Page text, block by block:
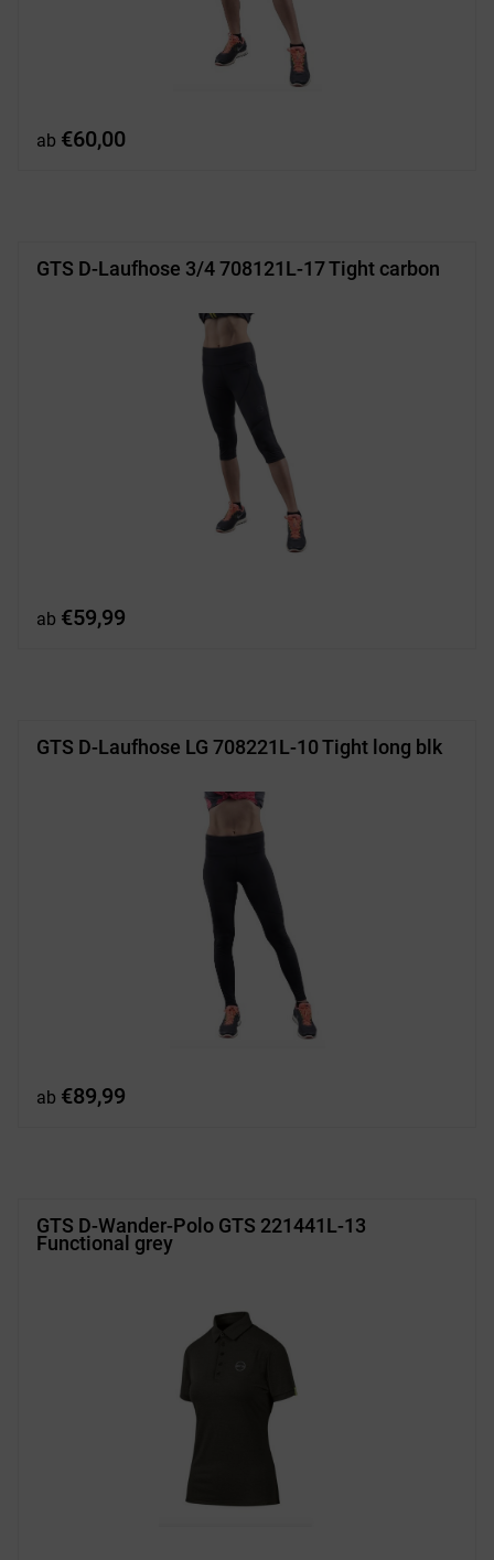
ab €60,00
GTS D-Laufhose 3/4 708121L-17 Tight carbon
ab €59,99
GTS D-Laufhose LG 708221L-10 Tight long blk
ab €89,99
GTS D-Wander-Polo GTS 221441L-13
Functional grey